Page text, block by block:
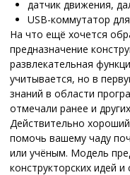
датчик движения,
USB-коммутатор
На что ещё хочется
предназначение
развлекательная
учитывается, но в
знаний в области
отмечали ранее и
Действительно
помочь вашему чаду
или учёным. Модель
конструкторских идей